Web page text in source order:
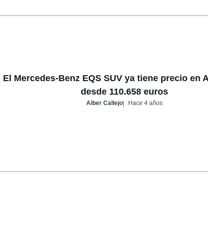
El Mercedes-Benz EQS SUV ya tiene precio en
desde 110.658 euros
Alber Callejo Hace 4 años